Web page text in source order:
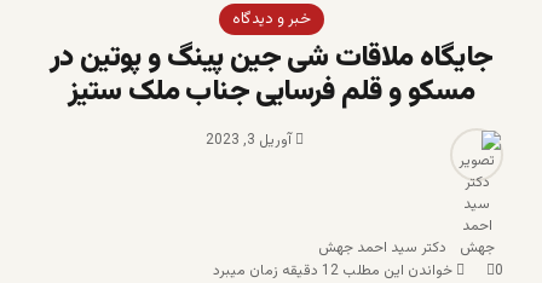
خبر و دیدگاه
جایگاه ملاقات شی جین پینگ و پوتین در
مسکو و قلم فرسایی جناب ملک ستیز
دکتر سید احمد جهش
آوریل 3, 2023
0 خواندن این مطلب 12 دقیقه زمان میبرد